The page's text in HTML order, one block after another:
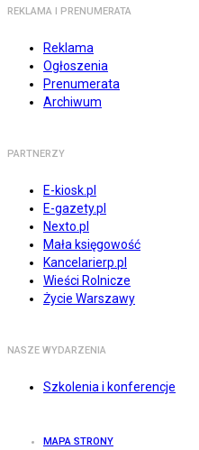
REKLAMA I PRENUMERATA
Reklama
Ogłoszenia
Prenumerata
Archiwum
PARTNERZY
E-kiosk.pl
E-gazety.pl
Nexto.pl
Mała księgowość
Kancelarierp.pl
Wieści Rolnicze
Życie Warszawy
NASZE WYDARZENIA
Szkolenia i konferencje
MAPA STRONY